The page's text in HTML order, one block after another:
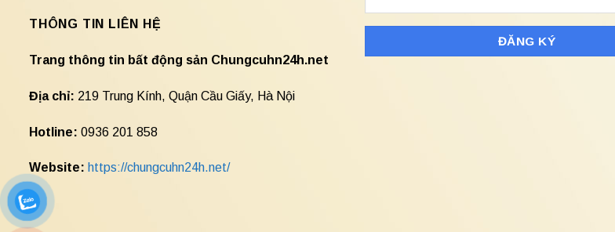
THÔNG TIN LIÊN HỆ
Trang thông tin bất động sản Chungcuhn24h.net
Địa chỉ: 219 Trung Kính, Quận Cầu Giấy, Hà Nội
Hotline: 0936 201 858
Website: https://chungcuhn24h.net/